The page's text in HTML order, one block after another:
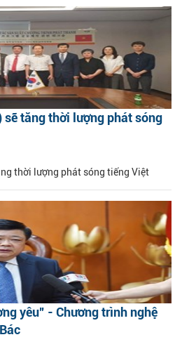
sẽ tăng thời lượng phát sóng
thời lượng phát sóng tiếng Việt
yêu” - Chương trình nghệ